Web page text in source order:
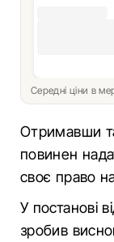
Середні ціни в
Отримавши
повинен
своє право
У постанові
зробив